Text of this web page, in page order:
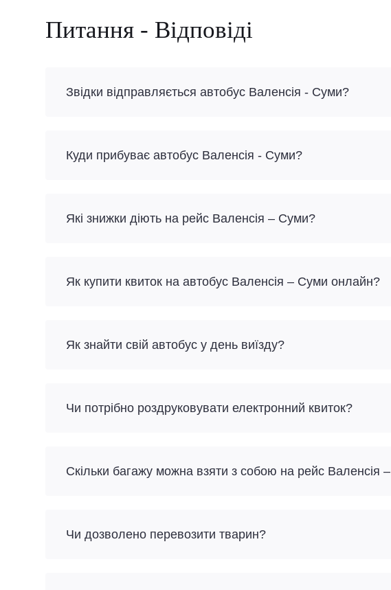
Питання - Відповіді
Звідки відправляється автобус Валенсія - Суми?
Куди прибуває автобус Валенсія - Суми?
Які знижки діють на рейс Валенсія – Суми?
Як купити квиток на автобус Валенсія – Суми онлайн?
Як знайти свій автобус у день виїзду?
Чи потрібно роздруковувати електронний квиток?
Скільки багажу можна взяти з собою на рейс Валенсія
Чи дозволено перевозити тварин?